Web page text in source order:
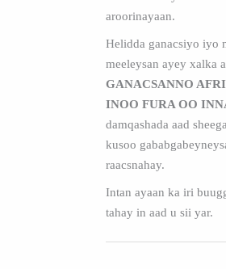
aroorinayaan.
Helidda ganacsiyo iyo
meeleysan ayey xalka
GANACSANNO
INOO FURA OO
damqashada aad
kusoo
raacsnahay.
Intan ayaan ka iri
tahay in aad u sii yar.